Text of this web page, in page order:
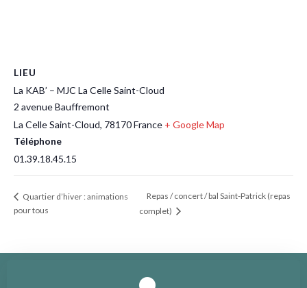
LIEU
La KAB’ – MJC La Celle Saint-Cloud
2 avenue Bauffremont
La Celle Saint-Cloud, 78170France + Google Map
Téléphone
01.39.18.45.15
Quartier d’hiver : animations
pour tous
Repas / concert / bal Saint-Patrick (repas
complet)